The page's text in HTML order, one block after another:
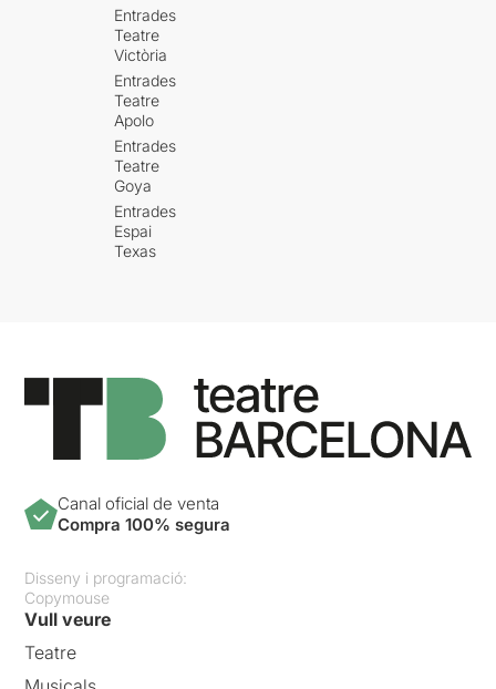
Entrades
Teatre
Victòria
Entrades
Teatre
Apolo
Entrades
Teatre
Goya
Entrades
Espai
Texas
Canal oficial de venta
Compra 100% segura
Disseny i programació:
Copymouse
Vull veure
Teatre